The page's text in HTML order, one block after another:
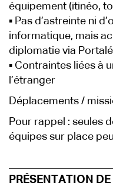
équipement (itinéo,
▪ Pas d’astreinte ni
informatique, mais
diplomatie via
▪ Contraintes liées à
l’étranger
Déplacements /
Pour rappel : seules
équipes sur place
PRÉSENTATION